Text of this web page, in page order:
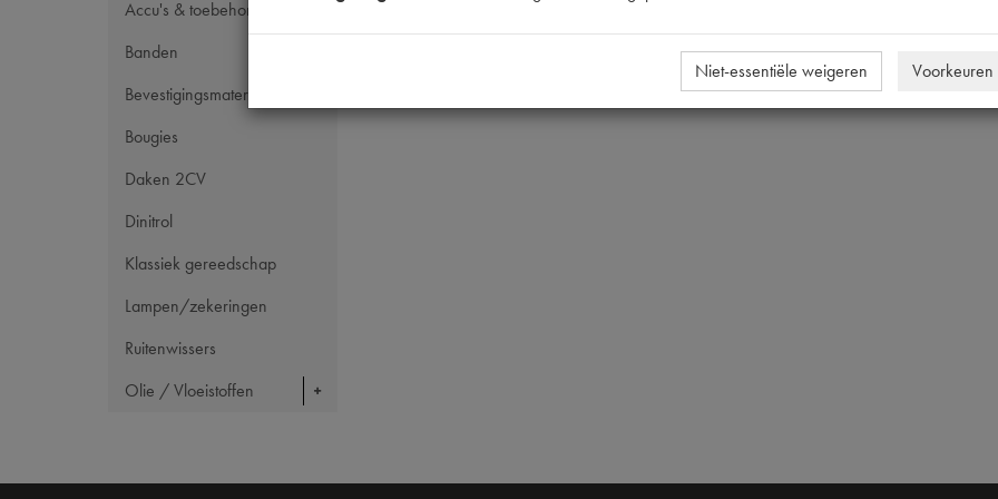
Accu's & toebehoren
Banden
Bevestigingsmateriaal
Bougies
Daken 2CV
Dinitrol
Klassiek gereedschap
Lampen/zekeringen
Ruitenwissers
Olie / Vloeistoffen
Niet-essentiële weigeren